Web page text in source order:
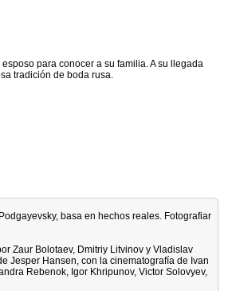
para conocer a su familia. A su llegada
tradición de boda rusa.
basa en hechos reales. Fotografiar
Zaur Bolotaev, Dmitriy Litvinov y Vladislav
Jesper Hansen, con la cinematografía de Ivan
Rebenok, Igor Khripunov, Victor Solovyev,